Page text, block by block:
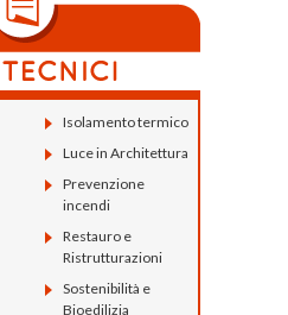
Isolamento termico
Luce in Architettura
Prevenzione
incendi
Restauro e
Ristrutturazioni
Sostenibilità e
Bioedilizia